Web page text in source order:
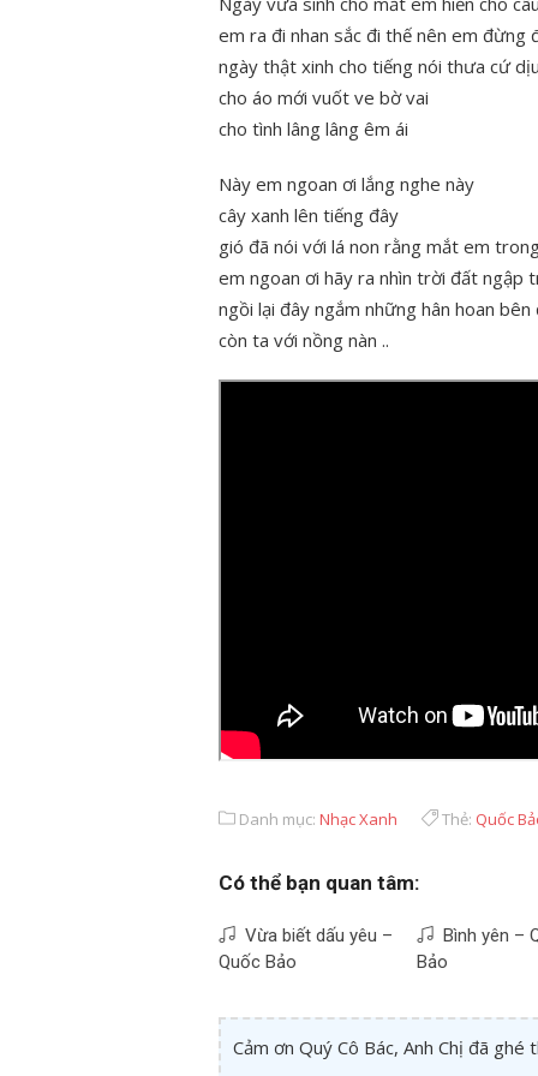
em ra đi nhan sắc đi thế nên em đừng
ngày thật xinh cho tiếng nói thưa cứ
cho áo mới vuốt ve bờ vai
cho tình lâng lâng êm ái
Này em ngoan ơi lắng nghe này
cây xanh lên tiếng đây
gió đã nói với lá non rằng mắt em
em ngoan ơi hãy ra nhìn trời đất ngập
ngồi lại đây ngắm những hân hoan bên
còn ta với nồng nàn ..
Danh mục: Nhạc Xanh Thẻ: Quốc
Có thể bạn quan tâm:
Vừa biết dấu yêu –
Quốc Bảo
Bình yên –
Bảo
Cảm ơn Quý Cô Bác, Anh Chị đã ghé